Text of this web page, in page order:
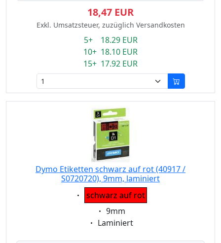
18,47 EUR
Exkl. Umsatzsteuer, zuzüglich Versandkosten
5+ 18.29 EUR
10+ 18.10 EUR
15+ 17.92 EUR
Dymo Etiketten schwarz auf rot (40917 /
S0720720), 9mm, laminiert
Eigenschaft:
schwarz auf rot
Eigenschaft:
9mm
Eigenschaft:
Laminiert